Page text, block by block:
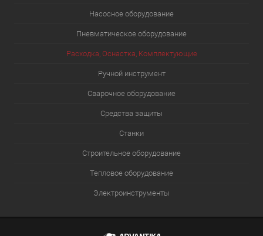
Насосное оборудование
Пневматическое оборудование
Расходка, Оснастка, Комплектующие
Ручной инструмент
Сварочное оборудование
Средства защиты
Станки
Строительное оборудование
Тепловое оборудование
Электроинструменты